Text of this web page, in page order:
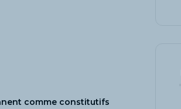
comme constitutifs